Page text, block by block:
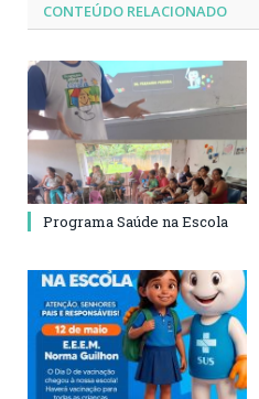
CONTEÚDO RELACIONADO
Programa Saúde na Escola